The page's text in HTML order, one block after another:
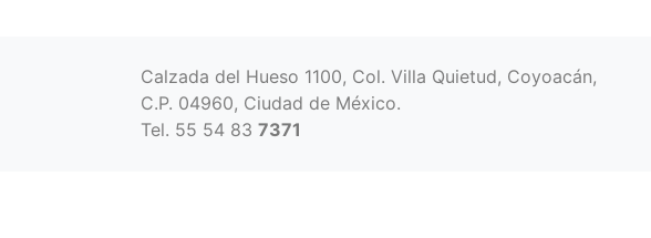
Calzada del Hueso 1100, Col. Villa Quietud, Coyoacán,
C.P. 04960, Ciudad de México.
Tel. 55 54 83 7371